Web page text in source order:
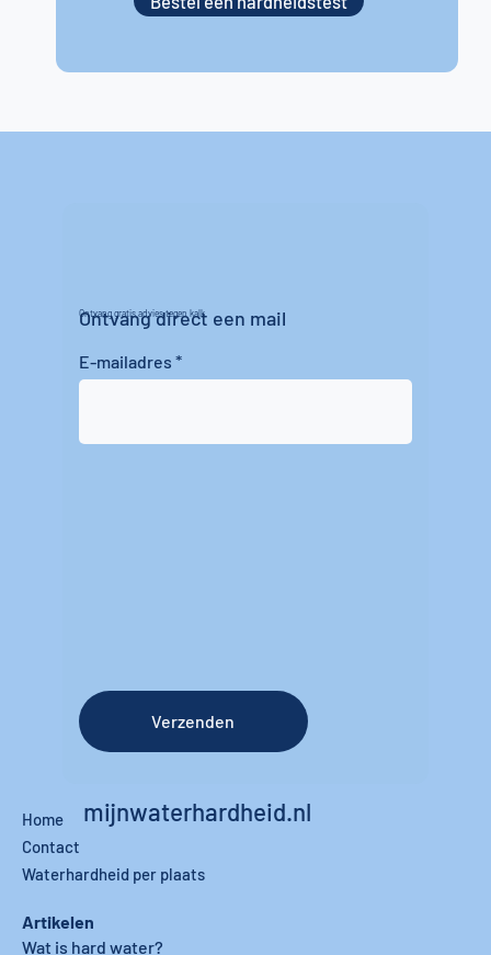
Ontvang gratis advies tegen kalk
Ontvang direct een mail
E-mailadres
Verzenden
mijnwaterhardheid.nl
Home
Contact
Waterhardheid per plaats
Artikelen
Wat is hard water?